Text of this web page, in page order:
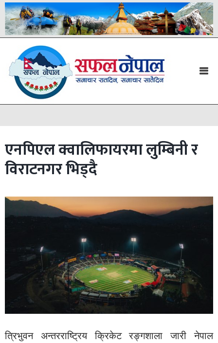
एनपिएल क्वालिफायरमा लुम्बिनी र
विराटनगर भिड्दै
त्रिभुवन अन्तरराष्ट्रिय क्रिकेट रङ्गशाला जारी नेपाल